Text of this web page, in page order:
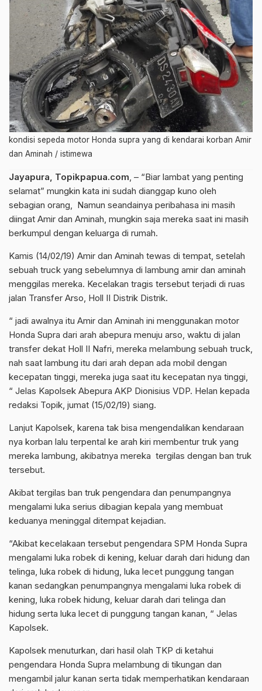
kondisi sepeda motor Honda supra yang di kendarai korban Amir
dan Aminah / istimewa
Jayapura, Topikpapua.com, – “Biar lambat yang penting
selamat” mungkin kata ini sudah dianggap kuno oleh
sebagian orang, Namun seandainya peribahasa ini masih
diingat Amir dan Aminah, mungkin saja mereka saat ini masih
berkumpul dengan keluarga di rumah.
Kamis (14/02/19) Amir dan Aminah tewas di tempat, setelah
sebuah truck yang sebelumnya di lambung amir dan aminah
menggilas mereka. Kecelakan tragis tersebut terjadi di ruas
jalan Transfer Arso, Holl II Distrik Distrik.
“ jadi awalnya itu Amir dan Aminah ini menggunakan motor
Honda Supra dari arah abepura menuju arso, waktu di jalan
transfer dekat Holl II Nafri, mereka melambung sebuah truck,
nah saat lambung itu dari arah depan ada mobil dengan
kecepatan tinggi, mereka juga saat itu kecepatan nya tinggi,
“ Jelas Kapolsek Abepura AKP Dionisius VDP. Helan kepada
redaksi Topik, jumat (15/02/19) siang.
Lanjut Kapolsek, karena tak bisa mengendalikan kendaraan
nya korban lalu terpental ke arah kiri membentur truk yang
mereka lambung, akibatnya mereka tergilas dengan ban truk
tersebut.
Akibat tergilas ban truk pengendara dan penumpangnya
mengalami luka serius dibagian kepala yang membuat
keduanya meninggal ditempat kejadian.
“Akibat kecelakaan tersebut pengendara SPM Honda Supra
mengalami luka robek di kening, keluar darah dari hidung dan
telinga, luka robek di hidung, luka lecet punggung tangan
kanan sedangkan penumpangnya mengalami luka robek di
kening, luka robek hidung, keluar darah dari telinga dan
hidung serta luka lecet di punggung tangan kanan, “ Jelas
Kapolsek.
Kapolsek menuturkan, dari hasil olah TKP di ketahui
pengendara Honda Supra melambung di tikungan dan
mengambil jalur kanan serta tidak memperhatikan kendaraan